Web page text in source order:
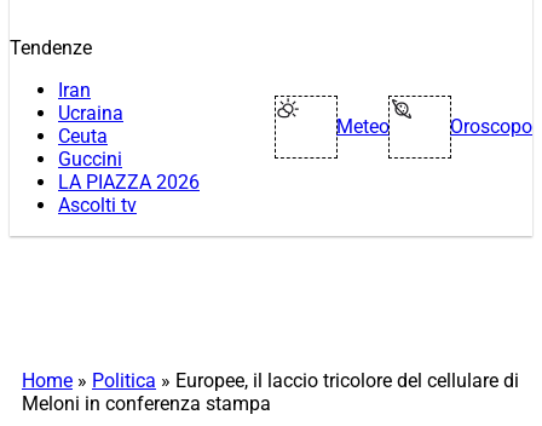
Tendenze
Iran
Ucraina
Ceuta
Guccini
LA PIAZZA 2026
Ascolti tv
Meteo Oroscopo
Home » Politica » Europee, il laccio tricolore del cellulare di
Meloni in conferenza stampa